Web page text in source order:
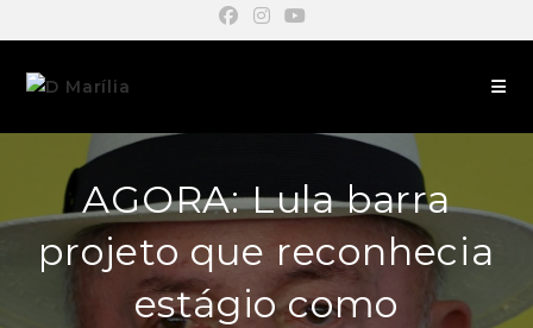
AGORA: Lula barra
projeto que reconhecia
estágio como